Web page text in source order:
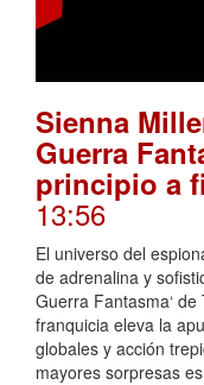
Sienna
Guerra
principio a
13:56
El universo del
de adrenalina y
Guerra Fantasma‘
franquicia eleva la
globales y acción
mayores sorpresas